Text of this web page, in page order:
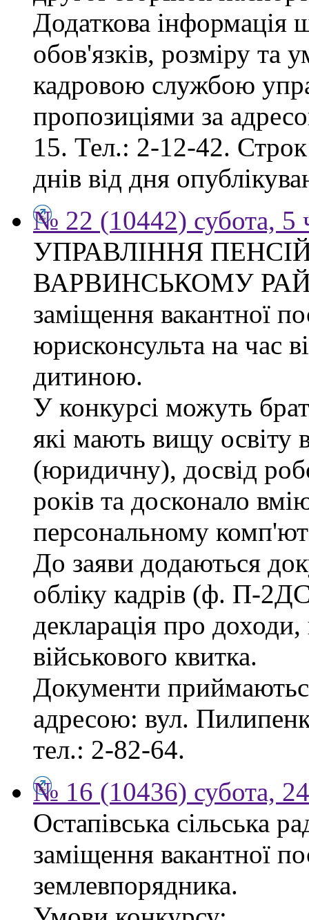
Додаткова інформація
обов'язків, розміру та
кадровою службою
пропозиціями за
15. Тел.: 2-12-42.
днів від дня
№ 22 (10442) субота, 5
УПРАВЛІННЯ
ВАРВИНСЬКОМУ
заміщення вакантної
юрисконсульта на час
дитиною.
У конкурсі можуть
які мають вищу освіту
(юридичну), досвід
років та досконало
персональному
До заяви додаються
обліку кадрів (ф. П-
декларація про доходи,
військового квитка.
Документи
адресою: вул.
тел.: 2-82-64.
№ 16 (10436) субота,
Остапівська сільська
заміщення вакантної
землевпорядника.